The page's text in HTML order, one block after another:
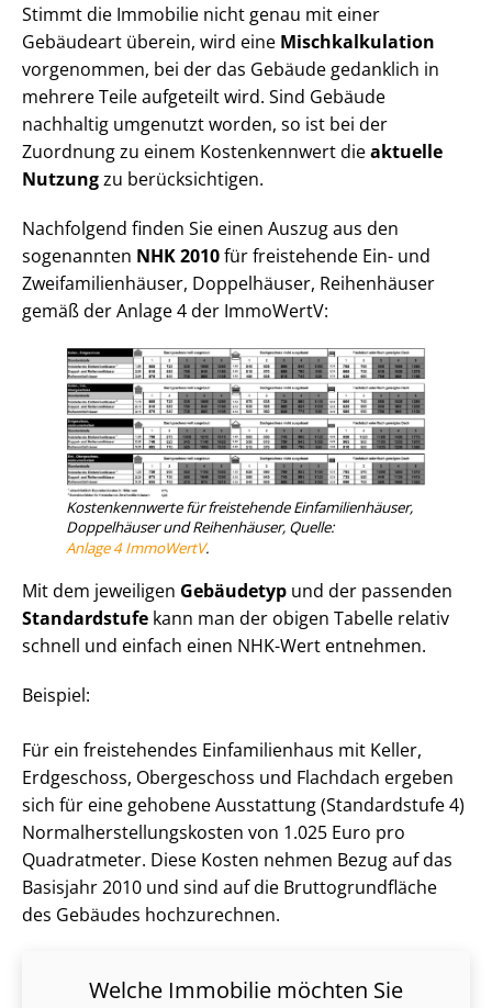
Stimmt die Immobilie nicht genau mit einer
Gebäudeart überein, wird eine Misch­kal­ku­la­ti­on
vorgenommen, bei der das Gebäude gedanklich in
mehrere Teile aufgeteilt wird. Sind Gebäude
nachhaltig umgenutzt worden, so ist bei der
Zuordnung zu einem Kostenkennwert dieaktuelle
Nutzungzu berücksichtigen.
Nachfolgend finden Sie einen Auszug aus den
sogenannten NHK 2010für freistehende Ein- und
Zwei­fa­mi­li­en­häu­ser, Doppelhäuser, Reihenhäuser
gemäß der Anlage 4 der ImmoWertV:
Kostenkennwerte für freistehende Ein­fa­mi­li­en­häu­ser,
Doppelhäuser und Reihenhäuser, Quelle:
Anlage 4 ImmoWertV.
Mit dem jeweiligen Gebäudetyp und der passenden
Standardstufe kann man der obigen Tabelle relativ
schnell und einfach einen NHK-Wert entnehmen.
Beispiel:
Für ein freistehendes Einfamilienhaus mit Keller,
Erdgeschoss, Obergeschoss und Flachdach ergeben
sich für eine gehobene Ausstattung (Standardstufe 4)
Nor­mal­her­stel­lungs­kos­ten von 1.025 Euro pro
Quadratmeter. Diese Kosten nehmen Bezug auf das
Basisjahr 2010 und sind auf die Brut­to­grund­flä­che
des Gebäudes hochzurechnen.
Welche Immobilie möchten Sie